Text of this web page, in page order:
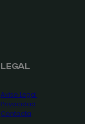
LEGAL
Aviso Legal
Privacidad
Contacta